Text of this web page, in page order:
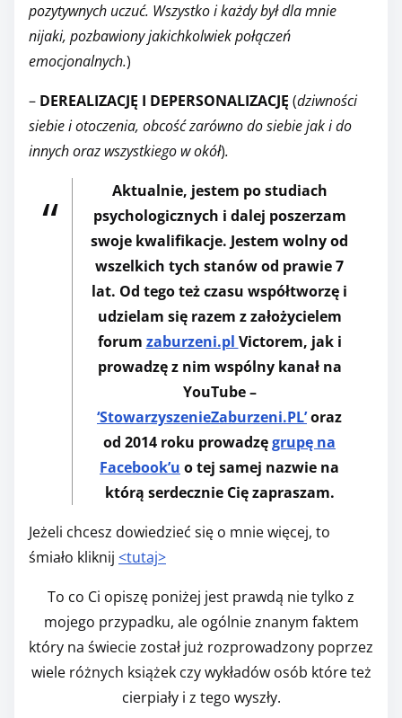
pozytywnych uczuć. Wszystko i każdy był dla mnie
nijaki, pozbawiony jakichkolwiek połączeń
emocjonalnych.)
– DEREALIZACJĘ I DEPERSONALIZACJĘ (dziwności
siebie i otoczenia, obcość zarówno do siebie jak i do
innych oraz wszystkiego w okół).
Aktualnie, jestem po studiach
psychologicznych i dalej poszerzam
swoje kwalifikacje. Jestem wolny od
wszelkich tych stanów od prawie 7
lat. Od tego też czasu współtworzę i
udzielam się razem z założycielem
forum zaburzeni.pl Victorem, jak i
prowadzę z nim wspólny kanał na
YouTube –
‘StowarzyszenieZaburzeni.PL’oraz
od 2014 roku prowadzęgrupę na
Facebook’u o tej samej nazwie na
którą serdecznie Cię zapraszam.
Jeżeli chcesz dowiedzieć się o mnie więcej, to
śmiało kliknij <tutaj>
To co Ci opiszę poniżej jest prawdą nie tylko z
mojego przypadku, ale ogólnie znanym faktem
który na świecie został już rozprowadzony poprzez
wiele różnych książek czy wykładów osób które też
cierpiały i z tego wyszły.